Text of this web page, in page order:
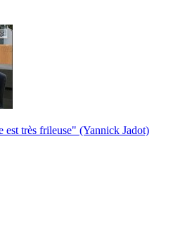
très frileuse" (Yannick Jadot)